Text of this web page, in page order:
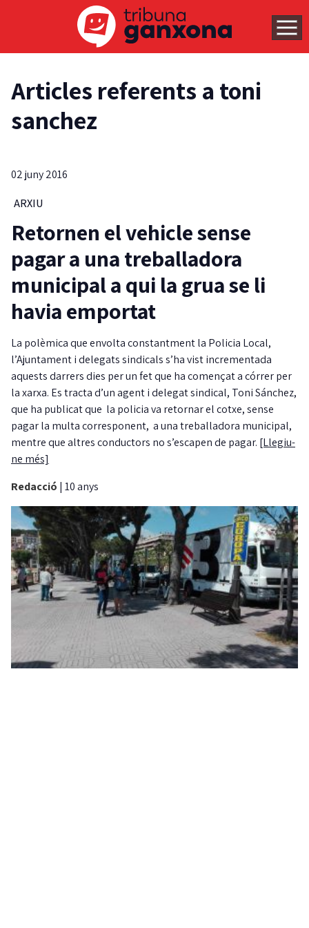
Articles referents a toni
sanchez
02 juny 2016
ARXIU
Retornen el vehicle sense
pagar a una treballadora
municipal a qui la grua se li
havia emportat
La polèmica que envolta constantment la Policia Local,
l’Ajuntament i delegats sindicals s’ha vist incrementada
aquests darrers dies per un fet que ha començat a córrer per
la xarxa. Es tracta d’un agent i delegat sindical, Toni Sánchez,
que ha publicat que la policia va retornar el cotxe, sense
pagar la multa corresponent, a una treballadora municipal,
mentre que altres conductors no s’escapen de pagar. [Llegiu-
ne més]
Redacció | 10 anys